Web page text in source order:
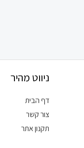
ניווט מהיר
דף הבית
צור קשר
תקנון אתר